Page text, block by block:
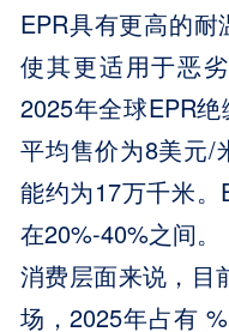
EPR具有更高的耐
使其更适用于恶
2025年全球EPR
平均售价为8美元/
能约为17万千米
在20%-40%之间。
消费层面来说，目
场，2025年占有